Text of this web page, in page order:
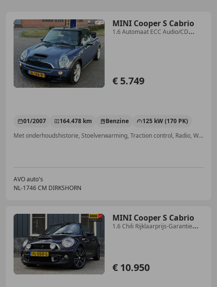
MINI Cooper S Cabrio
1.6 Automaat ECC Audio/CD
€ 5.749
01/2007 164.478 km Benzine
125 kW (170 PK)
Met onderhoudshistorie, Stoelverwarming, Traction control, Radio, Wind deflector, Automatische klimaatregeling, Airbag bestuurder, Parkeerhulp achter
AVO auto's
NL-1746 CM DIRKSHORN
MINI Cooper S Cabrio
1.6 Chili Rijklaarprijs-Garantie
€ 10.950